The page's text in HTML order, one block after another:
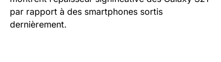
par rapport à des smartphones sortis
dernièrement.